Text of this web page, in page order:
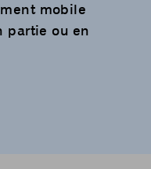
mobile
partie ou en